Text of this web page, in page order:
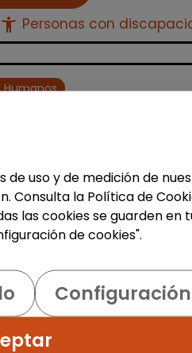
accessibility_new Personas con
Humanos
a de selección - rrhh
GOODJOB
|
GoodJob somos una
sin ánimo de lucro que
ordinario, de
Seguimos...
93,75%
de uso y de medición de
Consulta la Política de
las cookies se guarden en
de cookies".